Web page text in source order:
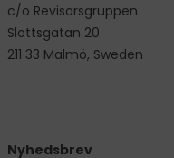
c/o Revisorsgruppen
Slottsgatan 20
211 33 Malmö, Sweden
Nyhedsbrev